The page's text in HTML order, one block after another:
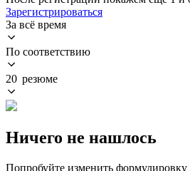
Зарегистрироваться
За всё время
По соответствию
20 резюме
Ничего не нашлось
Попробуйте изменить